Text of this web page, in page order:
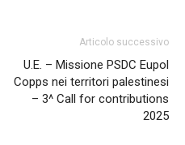
Articolo successivo
U.E. – Missione PSDC Eupol
Copps nei territori palestinesi
– 3^ Call for contributions
2025